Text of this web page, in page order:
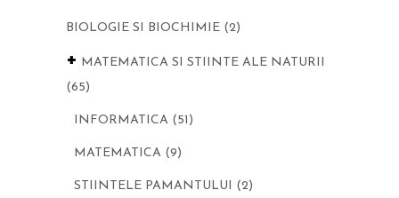
BIOLOGIE SI BIOCHIMIE (2)
+ MATEMATICA SI STIINTE ALE NATURII
(65)
INFORMATICA (51)
MATEMATICA (9)
STIINTELE PAMANTULUI (2)